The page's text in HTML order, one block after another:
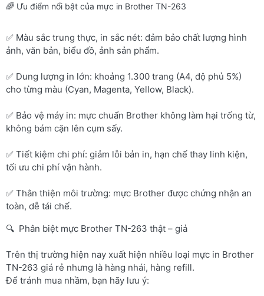
🌈 Ưu điểm nổi bật của mực in Brother TN-263
✅ Màu sắc trung thực, in sắc nét: đảm bảo chất lượng hình
ảnh, văn bản, biểu đồ, ảnh sản phẩm.
✅ Dung lượng in lớn: khoảng 1.300 trang (A4, độ phủ 5%)
cho từng màu (Cyan, Magenta, Yellow, Black).
✅ Bảo vệ máy in: mực chuẩn Brother không làm hại trống từ,
không bám cặn lên cụm sấy.
✅ Tiết kiệm chi phí: giảm lỗi bản in, hạn chế thay linh kiện,
tối ưu chi phí vận hành.
✅ Thân thiện môi trường: mực Brother được chứng nhận an
toàn, dễ tái chế.
🔍 Phân biệt mực Brother TN-263 thật – giả
Trên thị trường hiện nay xuất hiện nhiều loại mực in Brother
TN-263 giá rẻ nhưng là hàng nhái, hàng refill.
Để tránh mua nhầm, bạn hãy lưu ý: